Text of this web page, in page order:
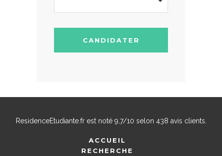
CANDIDATER
ResidenceEtudiante.frest noté 9,7/10 selon 438 avis clients.
ACCUEIL
RECHERCHE